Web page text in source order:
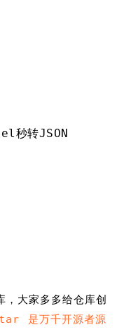
大家多多给仓库创
是万千开源者源